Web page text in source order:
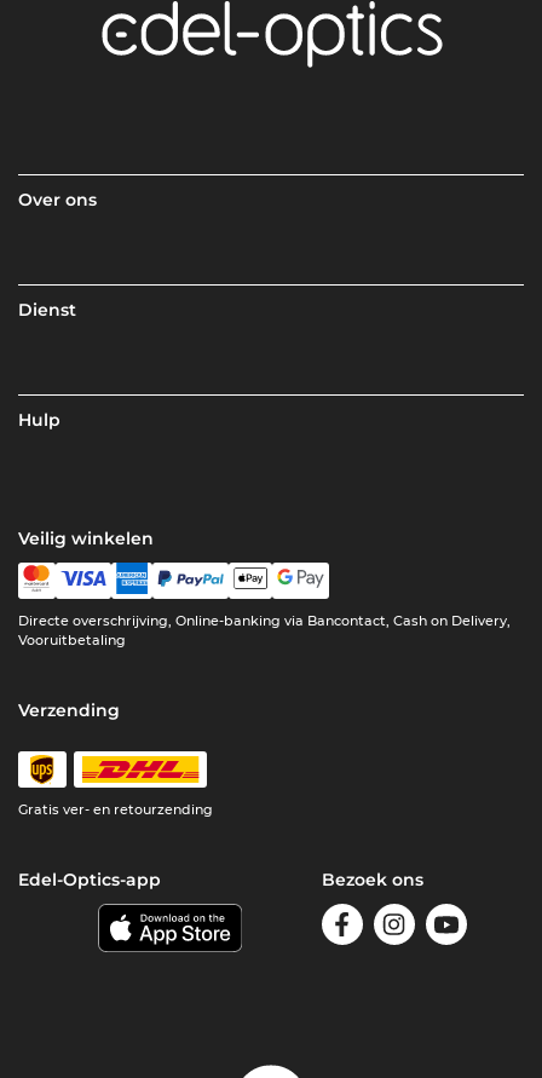
Over ons
Dienst
Hulp
Veilig winkelen
Directe overschrijving, Online-banking via Bancontact, Cash on Delivery,
Vooruitbetaling
Verzending
Gratis ver- en retourzending
Edel-Optics-app Bezoek ons